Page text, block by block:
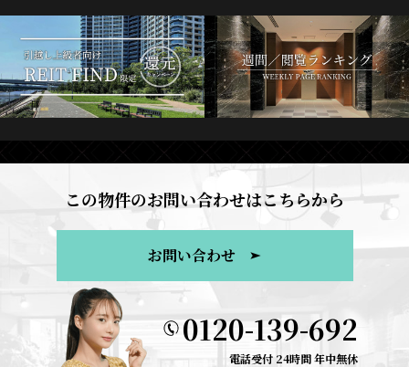
この物件のお問い合わせはこちらから
お問い合わせ
0120-139-692
電話受付 24時間 年中無休